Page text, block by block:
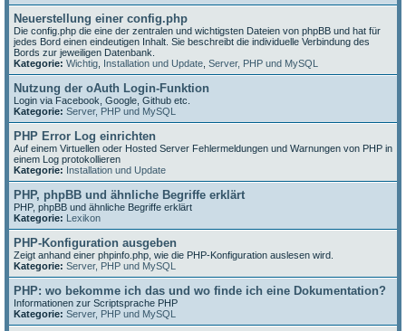
Neuerstellung einer config.php
Die config.php die eine der zentralen und wichtigsten Dateien von phpBB und hat für
jedes Bord einen eindeutigen Inhalt. Sie beschreibt die individuelle Verbindung des
Bords zur jeweiligen Datenbank.
Kategorie: Wichtig Installation und Update Server, PHP und MySQL
Nutzung der oAuth Login-Funktion
Login via Facebook, Google, Github etc.
Kategorie: Server, PHP und MySQL
PHP Error Log einrichten
Auf einem Virtuellen oder Hosted Server Fehlermeldungen und Warnungen von PHP in
einem Log protokollieren
Kategorie: Installation und Update
PHP, phpBB und ähnliche Begriffe erklärt
PHP, phpBB und ähnliche Begriffe erklärt
Kategorie: Lexikon
PHP-Konfiguration ausgeben
Zeigt anhand einer phpinfo.php, wie die PHP-Konfiguration auslesen wird.
Kategorie: Server, PHP und MySQL
PHP: wo bekomme ich das und wo finde ich eine Dokumentation?
Informationen zur Scriptsprache PHP
Kategorie: Server, PHP und MySQL